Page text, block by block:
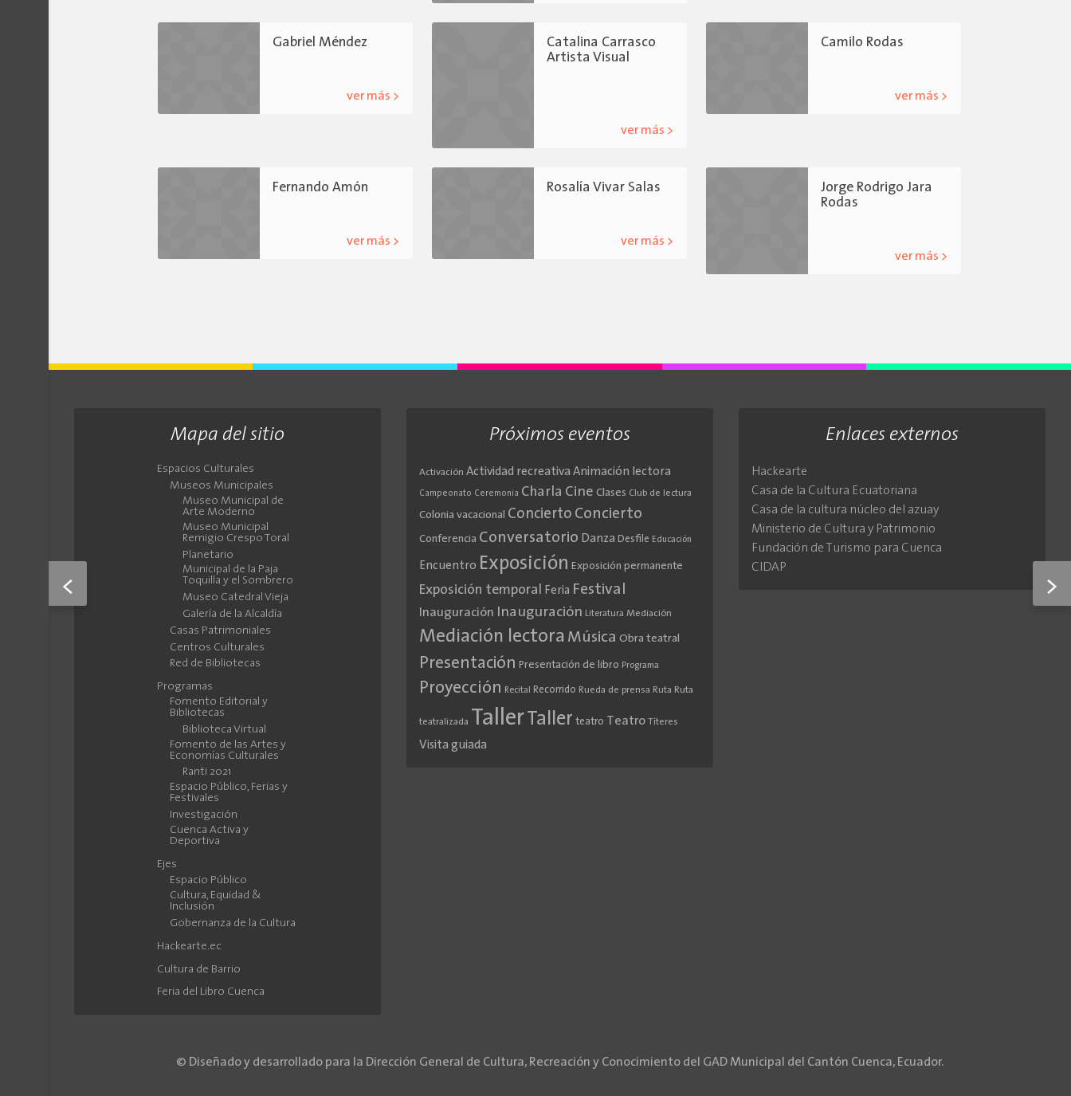
< >
Gabriel Méndez
ver más >
Catalina Carrasco
Artista Visual
ver más >
Camilo Rodas
ver más >
Fernando Amón
ver más >
Rosalía Vivar Salas
ver más >
Jorge Rodrigo Jara
Rodas
ver más >
Mapa del sitio
Espacios Culturales
Museos Municipales
Museo Municipal de
Arte Moderno
Museo Municipal
Remigio Crespo Toral
Planetario
Municipal de la Paja
Toquilla y el Sombrero
Museo Catedral Vieja
Galería de la Alcaldía
Casas Patrimoniales
Centros Culturales
Red de Bibliotecas
Programas
Fomento Editorial y
Bibliotecas
Biblioteca Virtual
Fomento de las Artes y
Economías Culturales
Ranti 2021
Espacio Público, Ferias y
Festivales
Investigación
Cuenca Activa y
Deportiva
Ejes
Espacio Público
Cultura, Equidad &
Inclusión
Gobernanza de la Cultura
Hackearte.ec
Cultura de Barrio
Feria del Libro Cuenca
Próximos eventos
Activación Actividad recreativa Animación lectora
Campeonato Ceremonia Charla Cine Clases Club de lectura
Colonia vacacional Concierto Concierto
Conferencia Conversatorio Danza Desfile Educación
Encuentro Exposición Exposición permanente
Exposición temporal Feria Festival
Inauguración Inauguración Literatura Mediación
Mediación lectora Música Obra teatral
Presentación Presentación de libro Programa
Proyección Recital Recorrido Rueda de prensa Ruta Ruta
teatralizada Taller Taller teatro Teatro Títeres
Visita guiada
Enlaces externos
Hackearte
Casa de la Cultura Ecuatoriana
Casa de la cultura núcleo del azuay
Ministerio de Cultura y Patrimonio
Fundación de Turismo para Cuenca
CIDAP
© Diseñado y desarrollado para la Dirección General de Cultura, Recreación y Conocimiento del GAD Municipal del Cantón Cuenca, Ecuador.